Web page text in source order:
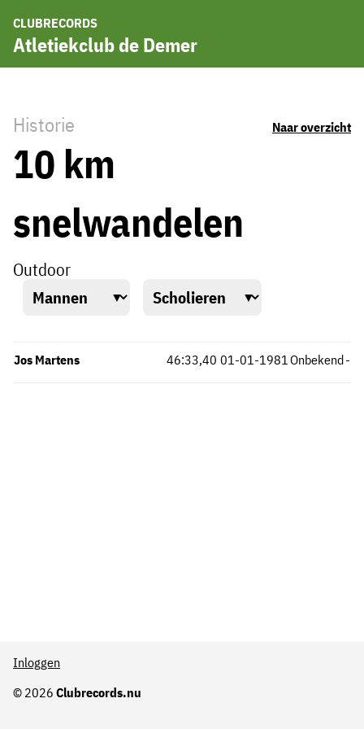
CLUBRECORDS
Atletiekclub de Demer
Historie Naar overzicht
10 km
snelwandelen
Outdoor
Jos Martens Onbekend
46:33,40 -
01-01-1981
© 2026 Clubrecords.nu
Inloggen